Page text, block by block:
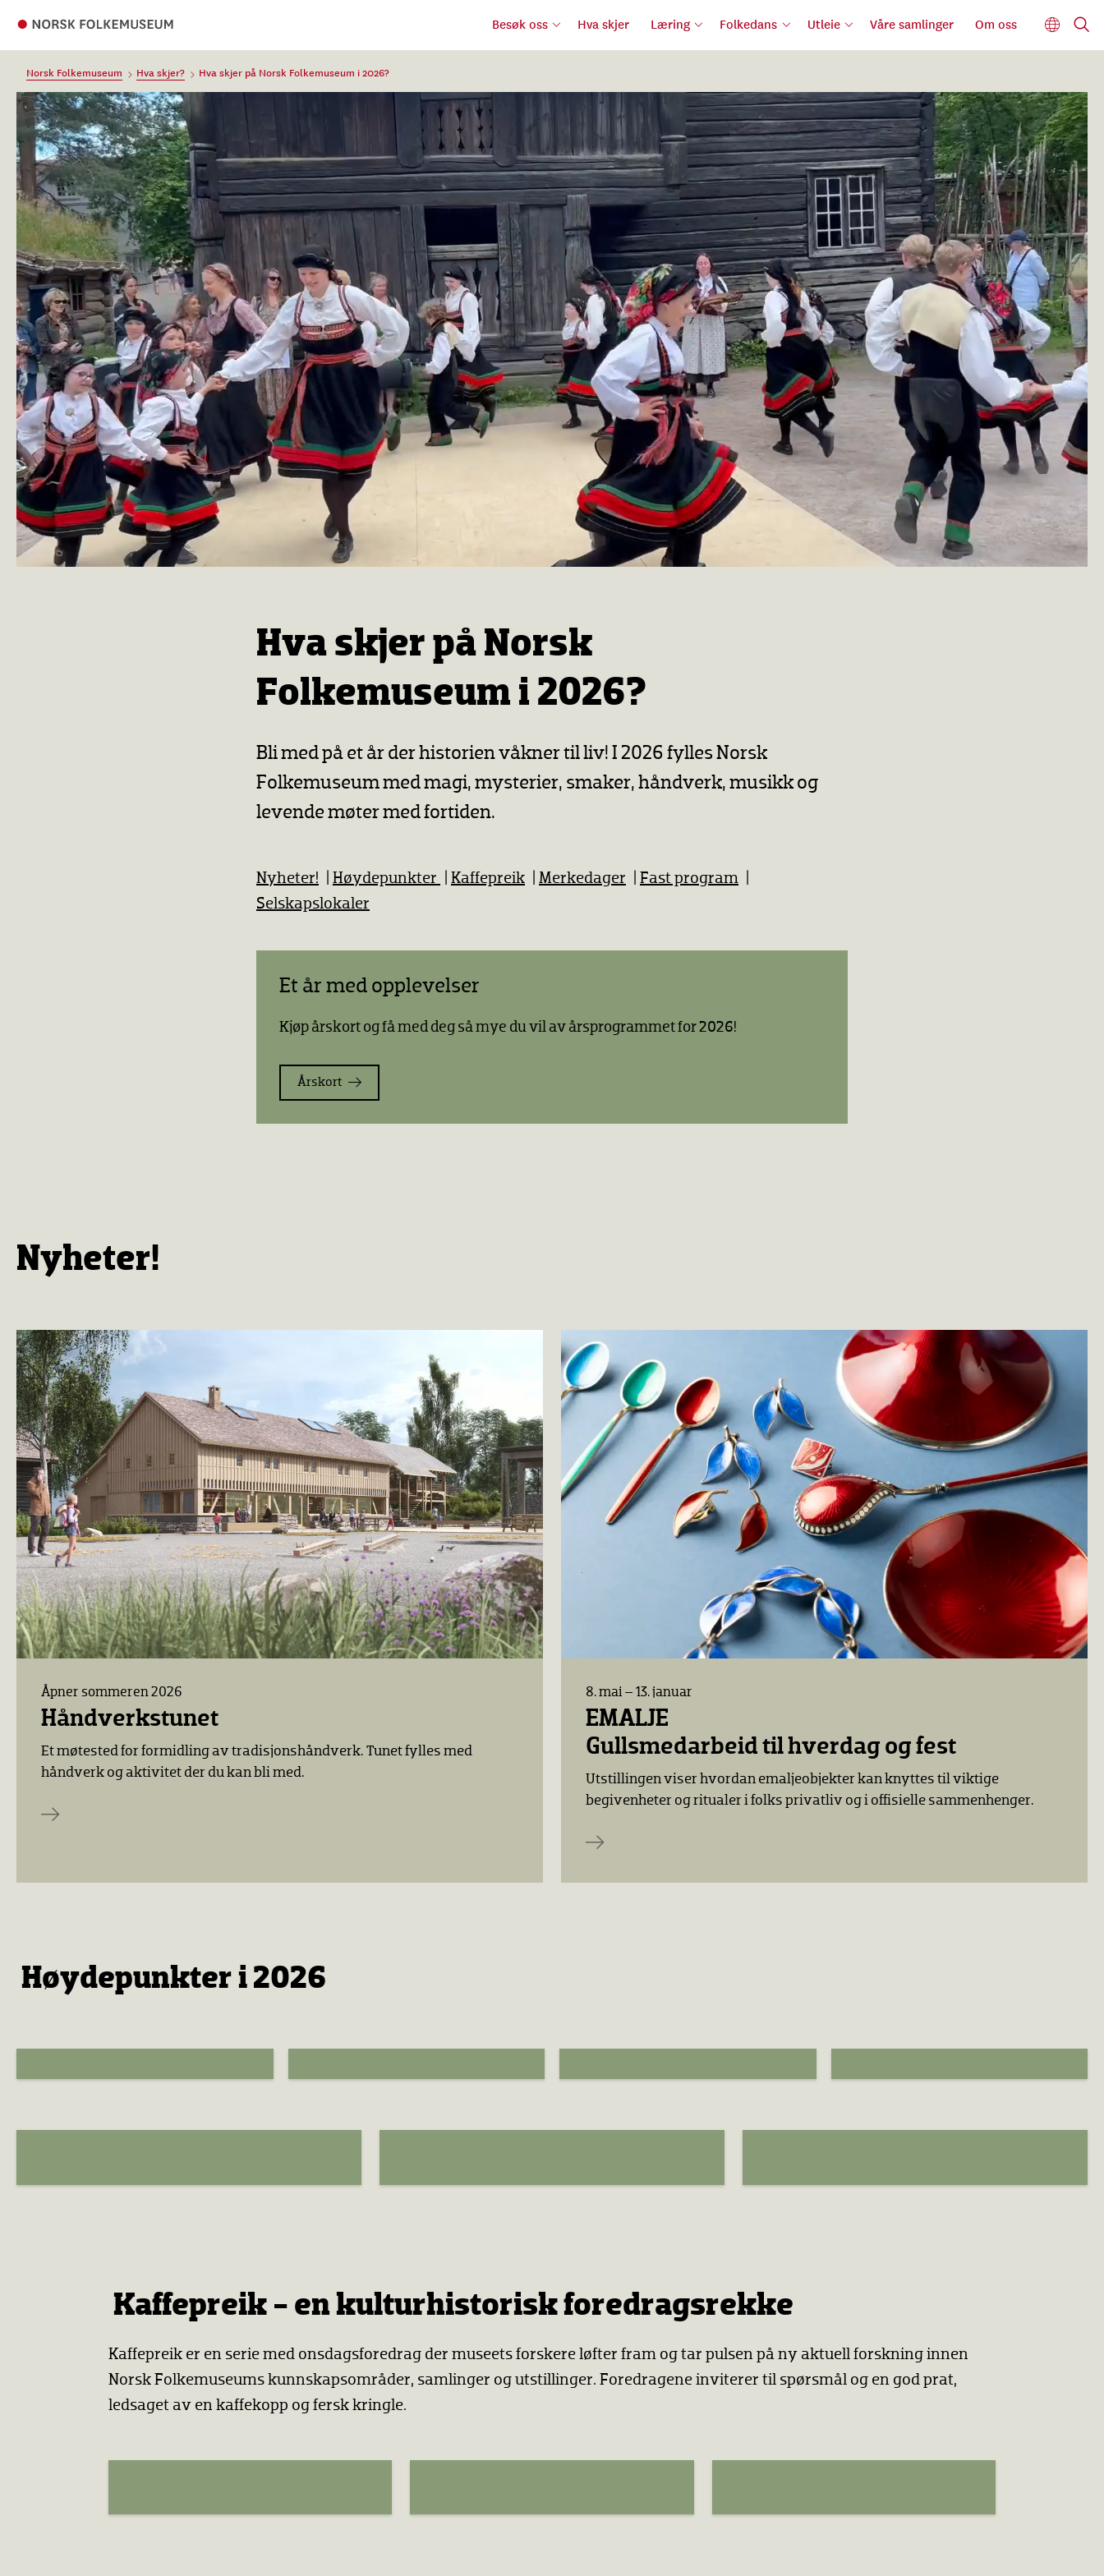
Besøk oss Hva skjer Læring Folkedans Utleie Våre samlinger Om oss
Norsk Folkemuseum Hva skjer? Hva skjer på Norsk Folkemuseum i 2026?
Hva skjer på Norsk
Folkemuseum i 2026?
Bli med på et år der historien våkner til liv! I 2026 fylles Norsk
Folkemuseum med magi, mysterier, smaker, håndverk, musikk og
levende møter med fortiden.
Nyheter! Høydepunkter Kaffepreik Merkedager Fast program
Selskapslokaler
Et år med opplevelser
Kjøp årskort og få med deg så mye du vil av årsprogrammet for 2026!
Årskort
Nyheter!
Åpner sommeren 2026
Håndverkstunet
Et møtested for formidling av tradisjonshåndverk. Tunet fylles med
håndverk og aktivitet der du kan bli med.
8. mai – 13. januar
EMALJE
Gullsmedarbeid til hverdag og fest
Utstillingen viser hvordan emaljeobjekter kan knyttes til viktige
begivenheter og ritualer i folks privatliv og i offisielle sammenhenger.
Høydepunkter i 2026
Kaffepreik - en kulturhistorisk foredragsrekke
Kaffepreik er en serie med onsdagsforedrag der museets forskere løfter fram og tar pulsen på ny aktuell forskning innen
Norsk Folkemuseums kunnskapsområder, samlinger og utstillinger. Foredragene inviterer til spørsmål og en god prat,
ledsaget av en kaffekopp og fersk kringle.